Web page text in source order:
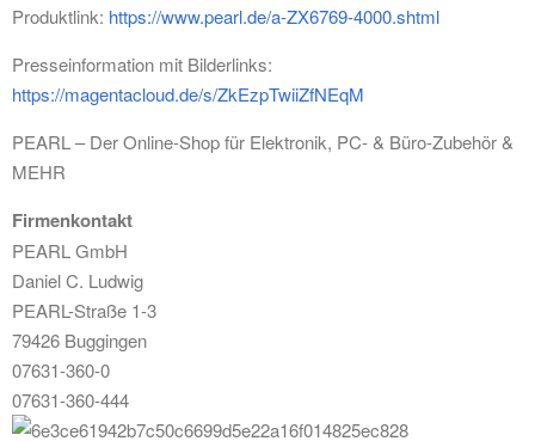
Produktlink: https://www.pearl.de/a-ZX6769-4000.shtml
Presseinformation mit Bilderlinks:
https://magentacloud.de/s/ZkEzpTwiiZfNEqM
PEARL – Der Online-Shop für Elektronik, PC- & Büro-Zubehör &
MEHR
Firmenkontakt
PEARL GmbH
Daniel C. Ludwig
PEARL-Straße 1-3
79426 Buggingen
07631-360-0
07631-360-444